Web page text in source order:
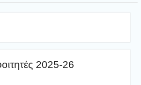
2025-26